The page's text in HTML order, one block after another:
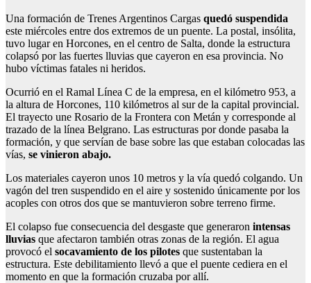
Una formación de Trenes Argentinos Cargas quedó suspendida
este miércoles entre dos extremos de un puente. La postal, insólita,
tuvo lugar en Horcones, en el centro de Salta, donde la estructura
colapsó por las fuertes lluvias que cayeron en esa provincia. No
hubo víctimas fatales ni heridos.
Ocurrió en el Ramal Línea C de la empresa, en el kilómetro 953, a
la altura de Horcones, 110 kilómetros al sur de la capital provincial.
El trayecto une Rosario de la Frontera con Metán y corresponde al
trazado de la línea Belgrano. Las estructuras por donde pasaba la
formación, y que servían de base sobre las que estaban colocadas las
vías, se vinieron abajo.
Los materiales cayeron unos 10 metros y la vía quedó colgando. Un
vagón del tren suspendido en el aire y sostenido únicamente por los
acoples con otros dos que se mantuvieron sobre terreno firme.
El colapso fue consecuencia del desgaste que generaron intensas
lluvias que afectaron también otras zonas de la región. El agua
provocó el socavamiento de los pilotes que sustentaban la
estructura. Este debilitamiento llevó a que el puente cediera en el
momento en que la formación cruzaba por allí.